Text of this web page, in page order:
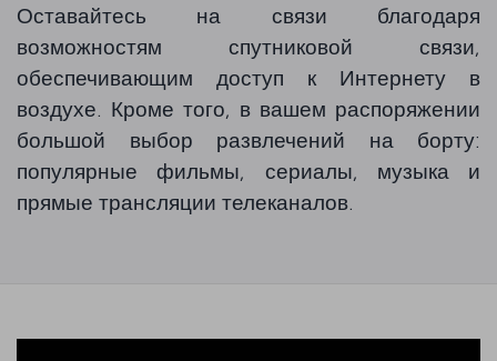
Оставайтесь на связи благодаря
возможностям спутниковой связи,
обеспечивающим доступ к Интернету в
воздухе. Кроме того, в вашем распоряжении
большой выбор развлечений на борту:
популярные фильмы, сериалы, музыка и
прямые трансляции телеканалов.